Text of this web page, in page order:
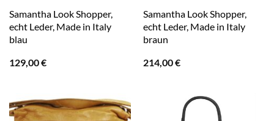
Samantha Look Shopper,
echt Leder, Made in Italy
blau
129,00€
Samantha Look Shopper,
echt Leder, Made in Italy
braun
214,00€